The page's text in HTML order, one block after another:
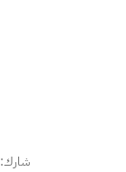
شارك: